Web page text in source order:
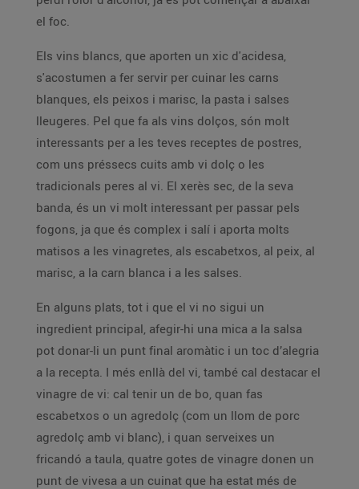
el foc.
Els vins blancs, que aporten un xic d'acidesa,
s'acostumen a fer servir per cuinar les carns
blanques, els peixos i marisc, la pasta i salses
lleugeres. Pel que fa als vins dolços, són molt
interessants per a les teves receptes de postres,
com uns préssecs cuits amb vi dolç o les
tradicionals peres al vi. El xerès sec, de la seva
banda, és un vi molt interessant per passar pels
fogons, ja que és complex i salí i aporta molts
matisos a les vinagretes, als escabetxos, al peix, al
marisc, a la carn blanca i a les salses.
En alguns plats, tot i que el vi no sigui un
ingredient principal, afegir-hi una mica a la salsa
pot donar-li un punt final aromàtic i un toc d’alegria
a la recepta. I més enllà del vi, també cal destacar el
vinagre de vi: cal tenir un de bo, quan fas
escabetxos o un agredolç (com un llom de porc
agredolç amb vi blanc), i quan serveixes un
fricandó a taula, quatre gotes de vinagre donen un
punt de vivesa a un cuinat que ha estat més de